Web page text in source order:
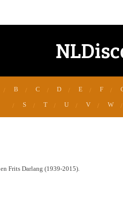
B C D E F
S T U V W
en Frits Darlang (1939-2015).